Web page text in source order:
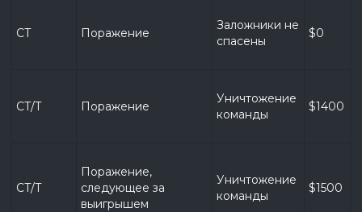
CT Поражение
Заложники не
спасены
$0
CT/T Поражение
Уничтожение
команды
$1400
CT/T
Поражение,
следующее за
выигрышем
Уничтожение
команды
$1500